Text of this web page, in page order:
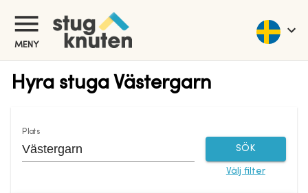
MENY
Hyra stuga Västergarn
Plats
SÖK
Välj filter